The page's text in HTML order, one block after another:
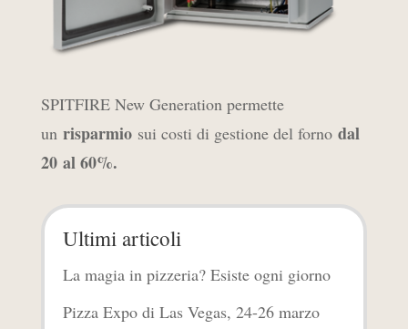
SPITFIRE New Generation permette
un risparmiosui costi di gestione del forno dal
20 al 60%.
Ultimi articoli
La magia in pizzeria? Esiste ogni giorno
Pizza Expo di Las Vegas, 24-26 marzo